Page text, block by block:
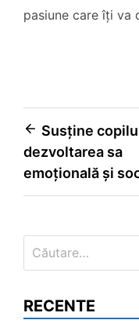
pasiune care îți va
Navigare
în
articole
Susține
dezvoltarea sa
emoțională și
după:
RECENTE